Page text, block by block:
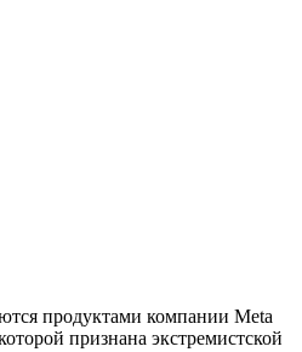
продуктами компании Meta
признана экстремистской